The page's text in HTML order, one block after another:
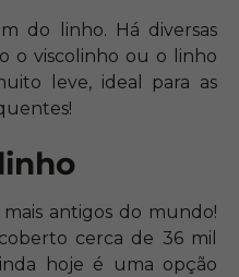
do linho. Há diversas
o viscolinho ou o linho
leve, ideal para as
antigos do mundo!
cerca de 36 mil
hoje é uma opção